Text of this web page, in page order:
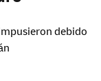
debido